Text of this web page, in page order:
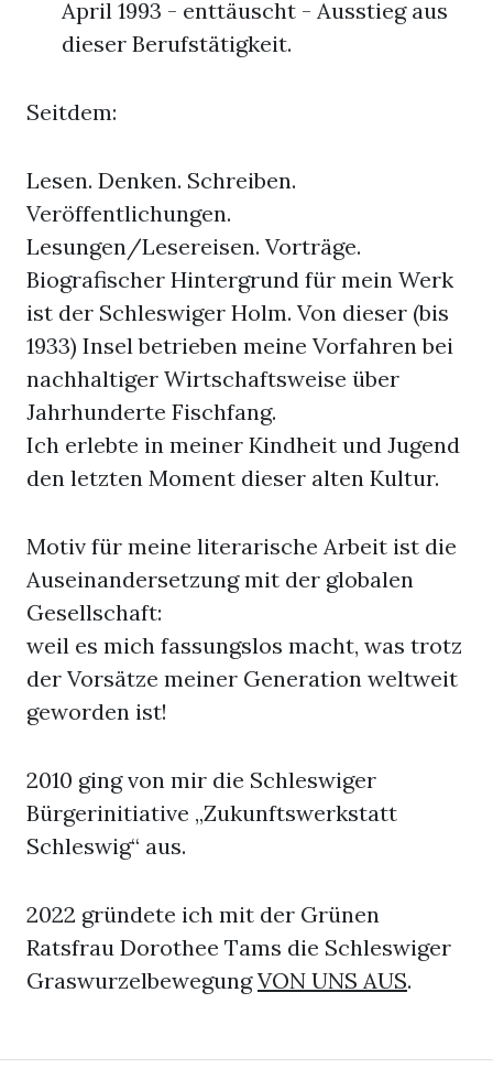
April 1993 - enttäuscht - Ausstieg aus
dieser Berufstätigkeit.
Seitdem:
Lesen. Denken. Schreiben.
Veröffentlichungen.
Lesungen/Lesereisen. Vorträge.
Biografischer Hintergrund für mein Werk
ist der Schleswiger Holm. Von dieser (bis
1933) Insel betrieben meine Vorfahren bei
nachhaltiger Wirtschaftsweise über
Jahrhunderte Fischfang.
Ich erlebte in meiner Kindheit und Jugend
den letzten Moment dieser alten Kultur.
Motiv für meine literarische Arbeit ist die
Auseinandersetzung mit der globalen
Gesellschaft:
weil es mich fassungslos macht, was trotz
der Vorsätze meiner Generation weltweit
geworden ist!
2010 ging von mir die Schleswiger
Bürgerinitiative „Zukunftswerkstatt
Schleswig“ aus.
2022 gründete ich mit der Grünen
Ratsfrau Dorothee Tams die Schleswiger
GraswurzelbewegungVON UNS AUS.